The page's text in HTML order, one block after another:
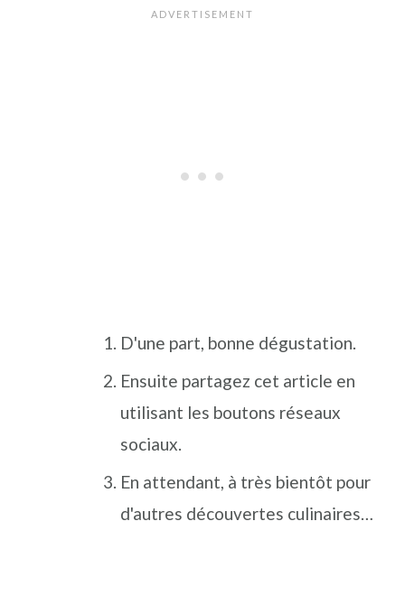
D'une part, bonne dégustation.
Ensuite partagez cet article en
utilisant les boutons réseaux
sociaux.
En attendant, à très bientôt pour
d'autres découvertes culinaires…